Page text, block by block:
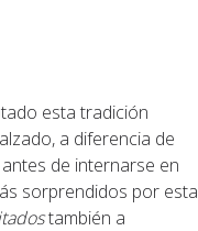
esta tradición
a diferencia de
de internarse en
sorprendidos por esta
también a